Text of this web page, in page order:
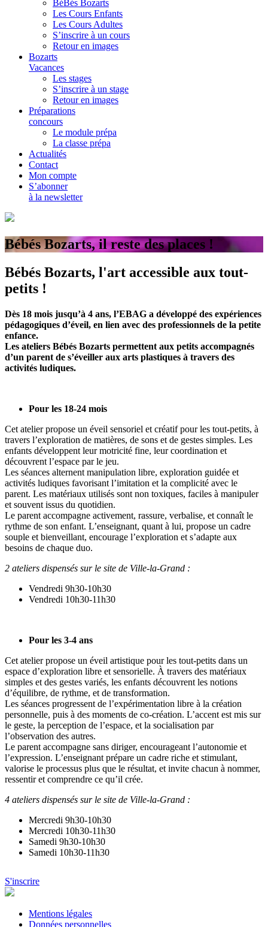
BéBés Bozarts
Les Cours Enfants
Les Cours Adultes
S’inscrire à un cours
Retour en images
Bozarts
Vacances
Les stages
S’inscrire à un stage
Retour en images
Préparations
concours
Le module prépa
La classe prépa
Actualités
Contact
Mon compte
S’abonner
à la newsletter
Bébés Bozarts, il reste des places !
Bébés Bozarts, l'art accessible aux tout-
petits !
Dès 18 mois jusqu’à 4 ans, l’EBAG a développé des expériences
pédagogiques d’éveil, en lien avec des professionnels de la petite
enfance.
Les ateliers Bébés Bozarts permettent aux petits accompagnés
d’un parent de s’éveiller aux arts plastiques à travers des
activités ludiques.
Pour les 18-24 mois
Cet atelier propose un éveil sensoriel et créatif pour les tout-petits, à
travers l’exploration de matières, de sons et de gestes simples. Les
enfants développent leur motricité fine, leur coordination et
découvrent l’espace par le jeu.
Les séances alternent manipulation libre, exploration guidée et
activités ludiques favorisant l’imitation et la complicité avec le
parent. Les matériaux utilisés sont non toxiques, faciles à manipuler
et souvent issus du quotidien.
Le parent accompagne activement, rassure, verbalise, et connaît le
rythme de son enfant. L’enseignant, quant à lui, propose un cadre
souple et bienveillant, encourage l’exploration et s’adapte aux
besoins de chaque duo.
2 ateliers dispensés sur le site de Ville-la-Grand :
Vendredi 9h30-10h30
Vendredi 10h30-11h30
Pour les 3-4 ans
Cet atelier propose un éveil artistique pour les tout-petits dans un
espace d’exploration libre et sensorielle. À travers des matériaux
simples et des gestes variés, les enfants découvrent les notions
d’équilibre, de rythme, et de transformation.
Les séances progressent de l’expérimentation libre à la création
personnelle, puis à des moments de co-création. L’accent est mis sur
le geste, la perception de l’espace, et la socialisation par
l’observation des autres.
Le parent accompagne sans diriger, encourageant l’autonomie et
l’expression. L’enseignant prépare un cadre riche et stimulant,
valorise le processus plus que le résultat, et invite chacun à nommer,
ressentir et comprendre ce qu’il crée.
4 ateliers dispensés sur le site de Ville-la-Grand :
Mercredi 9h30-10h30
Mercredi 10h30-11h30
Samedi 9h30-10h30
Samedi 10h30-11h30
S'inscrire
Mentions légales
Données personnelles